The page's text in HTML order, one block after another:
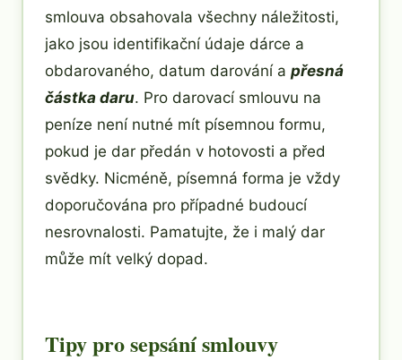
smlouva obsahovala všechny náležitosti,
jako jsou identifikační údaje dárce a
obdarovaného, datum darování a přesná
částka daru. Pro darovací smlouvu na
peníze není nutné mít písemnou formu,
pokud je dar předán v hotovosti a před
svědky. Nicméně, písemná forma je vždy
doporučována pro případné budoucí
nesrovnalosti. Pamatujte, že i malý dar
může mít velký dopad.
Tipy pro sepsání smlouvy